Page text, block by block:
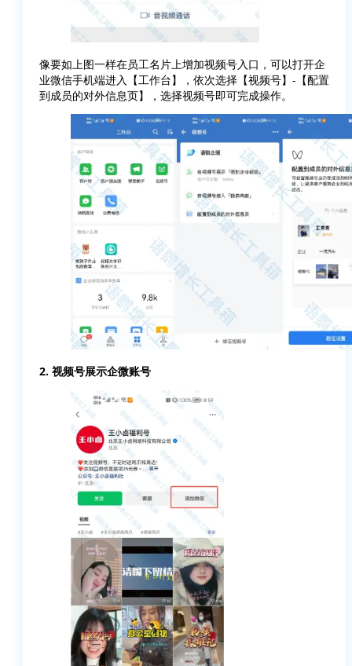
像要如上图一样在员工名片上增加视频号入口，可以打开企
业微信手机端进入【工作台】，依次选择【视频号】-【配置
到成员的对外信息页】，选择视频号即可完成操作。
2. 视频号展示企微账号